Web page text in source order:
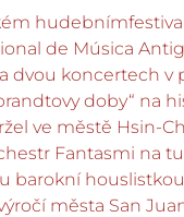
de Música
dvou koncertech
doby“ na
ve městě Hsin-
Fantasmi na
města San